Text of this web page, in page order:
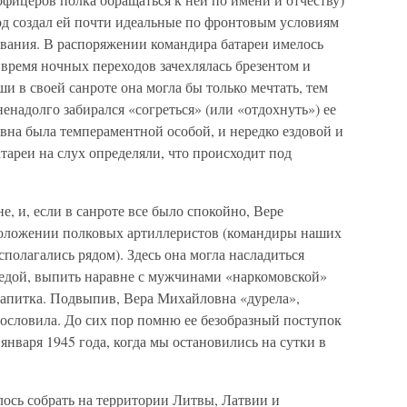
создал ей почти идеальные по фронтовым условиям
В распоряжении командира батареи имелось
ночных переходов зачехлялась брезентом и
в своей санроте она могла бы только мечтать, тем
забирался «согреться» (или «отдохнуть») ее
была темпераментной особой, и нередко ездовой и
на слух определяли, что происходит под
и, если в санроте все было спокойно, Вере
полковых артиллеристов (командиры наших
рядом). Здесь она могла насладиться
выпить наравне с мужчинами «наркомовской»
Подвыпив, Вера Михайловна «дурела»,
До сих пор помню ее безобразный поступок
1945 года, когда мы остановились на сутки в
собрать на территории Литвы, Латвии и